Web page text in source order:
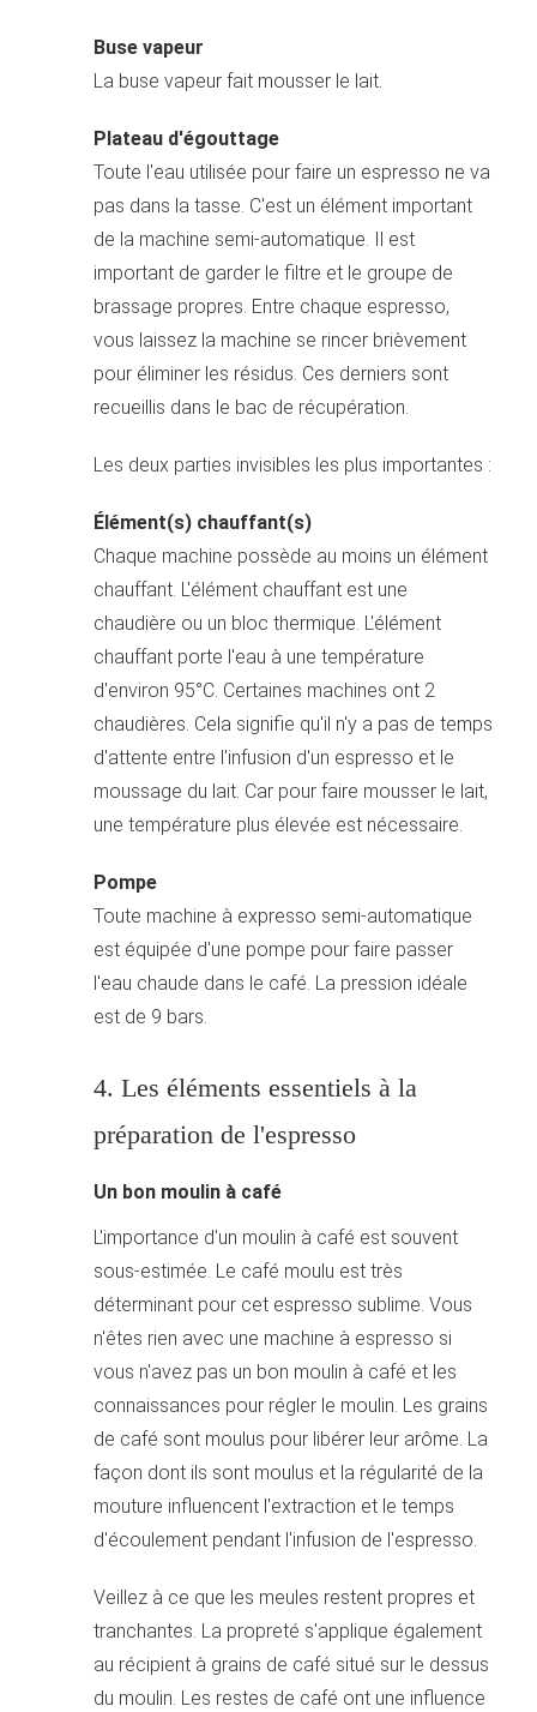
Buse vapeur
La buse vapeur fait mousser le lait.
Plateau d'égouttage
Toute l'eau utilisée pour faire un espresso ne va
pas dans la tasse. C'est un élément important
de la machine semi-automatique. Il est
important de garder le filtre et le groupe de
brassage propres. Entre chaque espresso,
vous laissez la machine se rincer brièvement
pour éliminer les résidus. Ces derniers sont
recueillis dans le bac de récupération.
Les deux parties invisibles les plus importantes :
Élément(s) chauffant(s)
Chaque machine possède au moins un élément
chauffant. L'élément chauffant est une
chaudière ou un bloc thermique. L'élément
chauffant porte l'eau à une température
d'environ 95°C. Certaines machines ont 2
chaudières. Cela signifie qu'il n'y a pas de temps
d'attente entre l'infusion d'un espresso et le
moussage du lait. Car pour faire mousser le lait,
une température plus élevée est nécessaire.
Pompe
Toute machine à expresso semi-automatique
est équipée d'une pompe pour faire passer
l'eau chaude dans le café. La pression idéale
est de 9 bars.
4. Les éléments essentiels à la
préparation de l'espresso
Un bon moulin à café
L'importance d'un moulin à café est souvent
sous-estimée. Le café moulu est très
déterminant pour cet espresso sublime. Vous
n'êtes rien avec une machine à espresso si
vous n'avez pas un bon moulin à café et les
connaissances pour régler le moulin. Les grains
de café sont moulus pour libérer leur arôme. La
façon dont ils sont moulus et la régularité de la
mouture influencent l'extraction et le temps
d'écoulement pendant l'infusion de l'espresso.
Veillez à ce que les meules restent propres et
tranchantes. La propreté s'applique également
au récipient à grains de café situé sur le dessus
du moulin. Les restes de café ont une influence